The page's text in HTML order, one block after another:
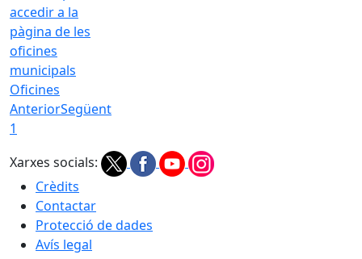
Oficines
AnteriorSegüent
1
Xarxes socials:
Crèdits
Contactar
Protecció de dades
Avís legal